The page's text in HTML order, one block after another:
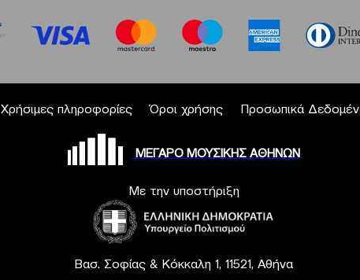
Χρήσιμες πληροφορίες Όροι χρήσης Προσωπικά
ΜΕΓΑΡΟ ΜΟΥΣΙΚΗΣ ΑΘΗΝΩΝ
Με την υποστήριξη
Βασ. Σοφίας & Κόκκαλη 1, 11521, Αθήνα